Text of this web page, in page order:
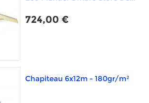
724,00 €
Chapiteau 6x12m - 180gr/m²